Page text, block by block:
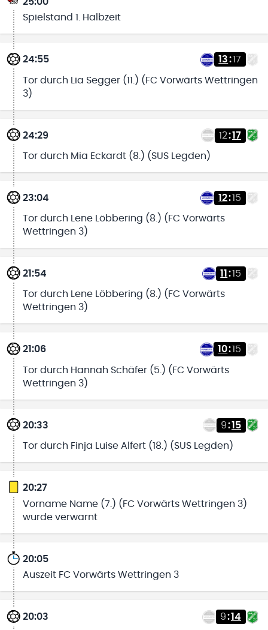
Spielstand 1. Halbzeit
24:55 13:17
Tor durch Lia Segger (11.) (FC Vorwärts Wettringen
3)
24:29 12:17
Tor durch Mia Eckardt (8.) (SUS Legden)
23:04 12:15
Tor durch Lene Löbbering (8.) (FC Vorwärts
Wettringen 3)
21:54 11 :15
Tor durch Lene Löbbering (8.) (FC Vorwärts
Wettringen 3)
21:06 10:15
Tor durch Hannah Schäfer (5.) (FC Vorwärts
Wettringen 3)
20:33 9:15
Tor durch Finja Luise Alfert (18.) (SUS Legden)
20:27
Vorname Name (7.) (FC Vorwärts Wettringen 3)
wurde verwarnt
20:05
Auszeit FC Vorwärts Wettringen 3
20:03 9:14